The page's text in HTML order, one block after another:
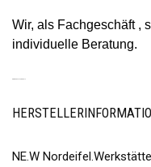
Wir, als Fachgeschäft ,
individuelle Beratung.
NE.W